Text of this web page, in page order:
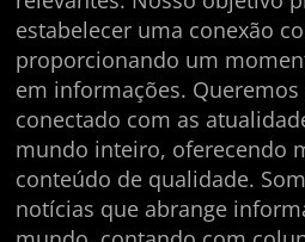
estabelecer uma conexão
proporcionando um
em informações.
conectado com as
mundo inteiro, oferecendo
conteúdo de qualidade.
notícias que abrange